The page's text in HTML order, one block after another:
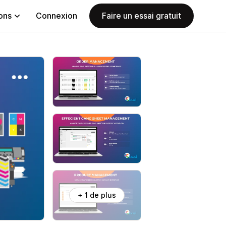
Connexion Faire un essai gratuit
+ 1 de plus